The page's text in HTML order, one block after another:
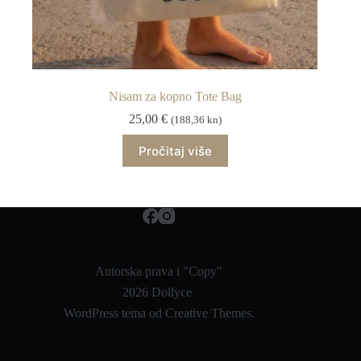
Nisam za kopno Tote Bag
25,00 € (188,36 kn)
Pročitaj više
Autorska prava i "Copy"
2026 Dollyce
WordPress tema od Creative Themes.